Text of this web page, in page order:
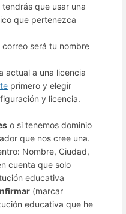
que usar una
que pertenezca
será tu nombre
actual a una licencia
primero y elegir
y licencia.
o si tenemos dominio
que nos cree una.
Nombre, Ciudad,
cuenta que solo
educativa
(marcar
educativa que he